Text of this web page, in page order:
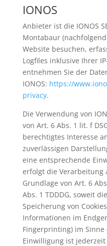
IONOS
Anbieter ist die IONOS
Montabaur
Website besuchen,
Logfiles inklusive Ihrer
entnehmen Sie der
IONOS: https://
privacy.
Die Verwendung von
von Art. 6 Abs. 1 lit. f
berechtigtes Interesse
zuverlässigen
eine entsprechende
erfolgt die Verarbeitung
Grundlage von Art. 6
Abs. 1 TDDDG, soweit
Speicherung von
Informationen im
Fingerprinting) im Sinne
Einwilligung ist